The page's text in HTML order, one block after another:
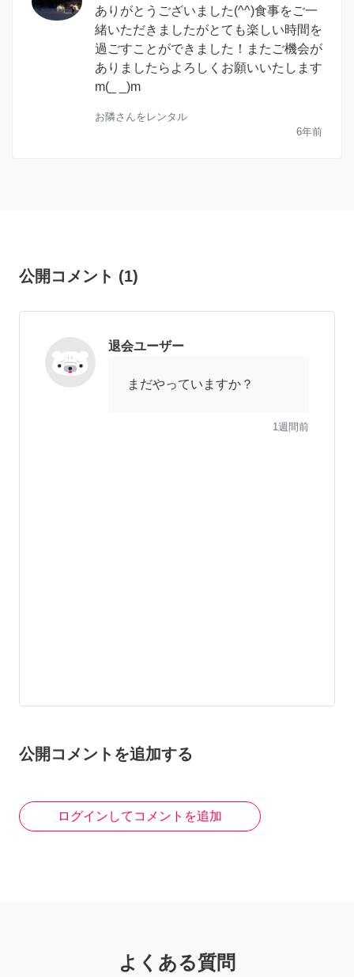
ありがとうございました(^^)食事をご一
緒いただきましたがとても楽しい時間を
過ごすことができました！またご機会が
ありましたらよろしくお願いいたします
m(_ _)m
お隣さんをレンタル
6年前
公開コメント (1)
退会ユーザー
まだやっていますか？
1週間前
公開コメントを追加する
ログインしてコメントを追加
よくある質問